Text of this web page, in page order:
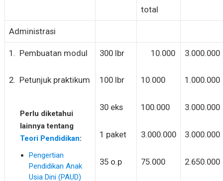
total
Administrasi
1. Pembuatan modul
2. Petunjuk praktikum
Perlu diketahui
lainnya tentang
Teori Pendidikan:
Pengertian
Pendidikan Anak
Usia Dini (PAUD)
300 lbr
100 lbr
30 eks
1 paket
35 o.p
10.000
10.000
100.000
3.000.000
75.000
3.000.000
1.000.000
3.000.000
3.000.000
2.650.000